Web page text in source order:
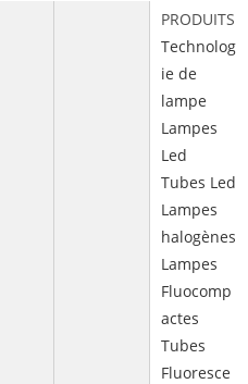
PRODUITS
Technolog
ie de
lampe
Lampes
Led
Tubes Led
Lampes
halogènes
Lampes
Fluocomp
actes
Tubes
Fluoresce